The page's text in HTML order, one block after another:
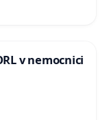
v nemocnici